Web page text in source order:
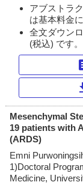
アブストラ
は基本料金
全文ダウン
(税込) です。
Mesenchymal
19 patients with
(ARDS)
Emni
1)Doctoral
Medicine,